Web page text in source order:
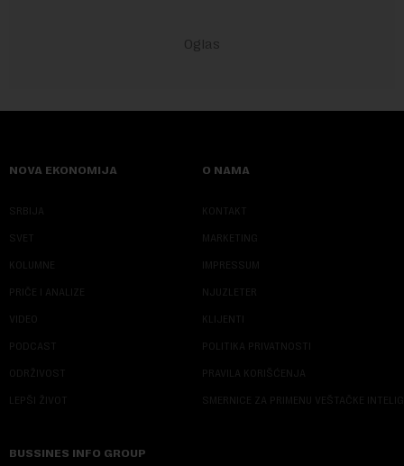
NOVA EKONOMIJA
SRBIJA
SVET
KOLUMNE
PRIČE I ANALIZE
VIDEO
PODCAST
ODRŽIVOST
LEPŠI ŽIVOT
O NAMA
KONTAKT
MARKETING
IMPRESSUM
NJUZLETER
KLIJENTI
POLITIKA PRIVATNOSTI
PRAVILA KORIŠĆENJA
SMERNICE ZA PRIMENU VEŠTAČKE
BUSSINES INFO GROUP